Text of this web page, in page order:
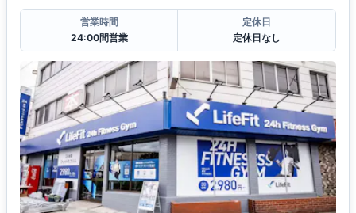
営業時間
24:00間営業
定休日
定休日なし